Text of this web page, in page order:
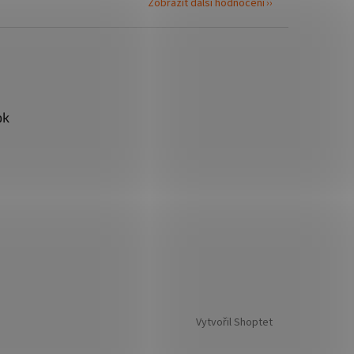
Vytvořil Shoptet